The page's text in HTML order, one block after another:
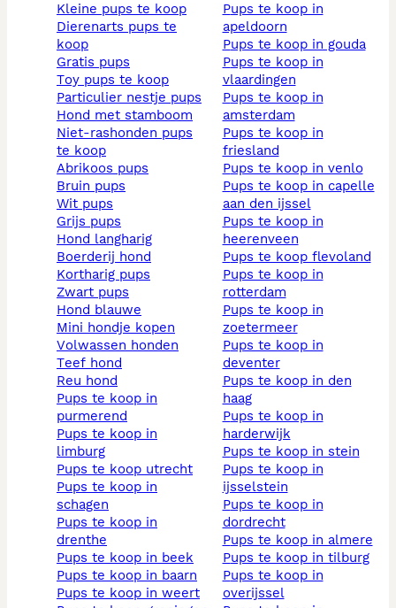
kleine pups te koop
dierenarts pups te
koop
gratis pups
toy pups te koop
particulier nestje pups
hond met stamboom
niet-rashonden pups
te koop
abrikoos pups
bruin pups
wit pups
grijs pups
hond langharig
boerderij hond
kortharig pups
zwart pups
hond blauwe
mini hondje kopen
volwassen honden
teef hond
reu hond
pups te koop in
purmerend
pups te koop in
limburg
pups te koop utrecht
pups te koop in
schagen
pups te koop in
drenthe
pups te koop in beek
pups te koop in baarn
pups te koop in weert
pups te koop in
apeldoorn
pups te koop in gouda
pups te koop in
vlaardingen
pups te koop in
amsterdam
pups te koop in
friesland
pups te koop in venlo
pups te koop in capelle
aan den ijssel
pups te koop in
heerenveen
pups te koop flevoland
pups te koop in
rotterdam
pups te koop in
zoetermeer
pups te koop in
deventer
pups te koop in den
haag
pups te koop in
harderwijk
pups te koop in stein
pups te koop in
ijsselstein
pups te koop in
dordrecht
pups te koop in almere
pups te koop in tilburg
pups te koop in
overijssel